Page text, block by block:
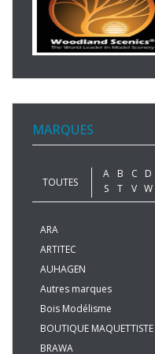
MARQUES
TOUTES
A B C D
S
T V W
ARA
ARTITEC
AUHAGEN
Autres marques
Bois Modélisme
BOUTIQUE MAQUETTISTE
BRAWA